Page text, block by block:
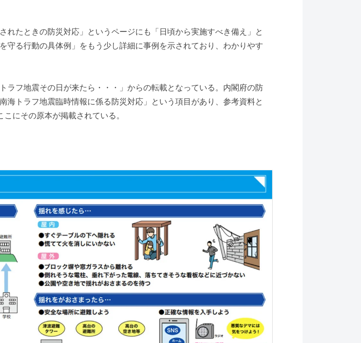
れたときの防災対応」というページにも「日頃から実施すべき備え」と
守る行動の具体例」をもう少し詳細に事例を示されており、わかりやす
ラフ地震その日が来たら・・・」からの転載となっている。内閣府の防
海トラフ地震臨時情報に係る防災対応」という項目があり、参考資料と
にその原本が掲載されている。